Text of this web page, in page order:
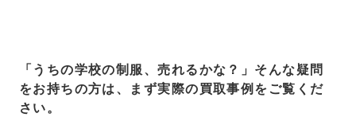
「うちの学校の制服、売れるかな？」そんな疑問
をお持ちの方は、まず実際の買取事例をご覧くだ
さい。